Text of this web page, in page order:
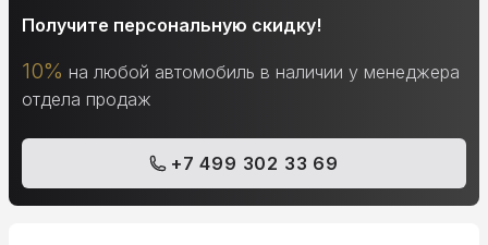
Получите персональную скидку!
10% на любой автомобиль в наличии у менеджера
отдела продаж
+7 499 302 33 69